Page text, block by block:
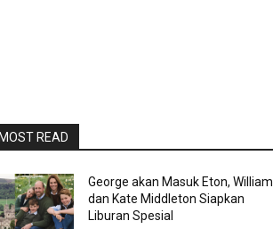
READ
George akan Masuk Eton, William
dan Kate Middleton Siapkan
Liburan Spesial